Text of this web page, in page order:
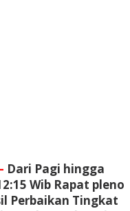
Dari Pagi hingga
Wib Rapat pleno
Perbaikan Tingkat